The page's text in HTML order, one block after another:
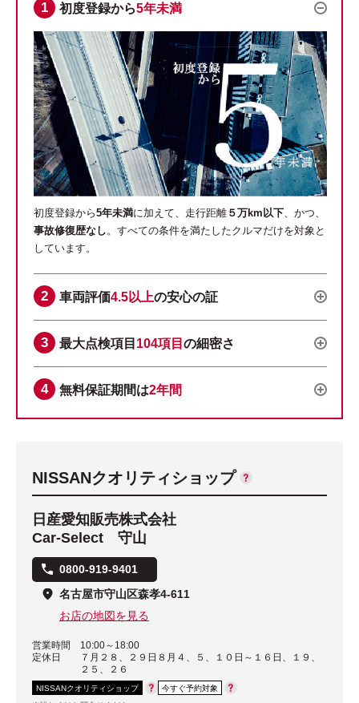
初度登録から5年未満
初度登録から5年未満に加えて、走行距離 ５万km以下 、かつ、
事故修復歴なし 。すべての条件を満たしたクルマだけを対象と
しています。
車両評価4.5以上の安心の証
最大点検項目 104項目 の細密さ
無料保証期間は2年間
NISSANクオリティショップ
日産愛知販売株式会社
Car-Select 守山
0800-919-9401
名古屋市守山区森孝4-611
お店の地図を見る
営業時間
10:00～18:00
定休日
７月２８、２９日８月４、５、１０日～１６日、１９、
２５、２６
NISSANクオリティショップ
今すぐ予約対象